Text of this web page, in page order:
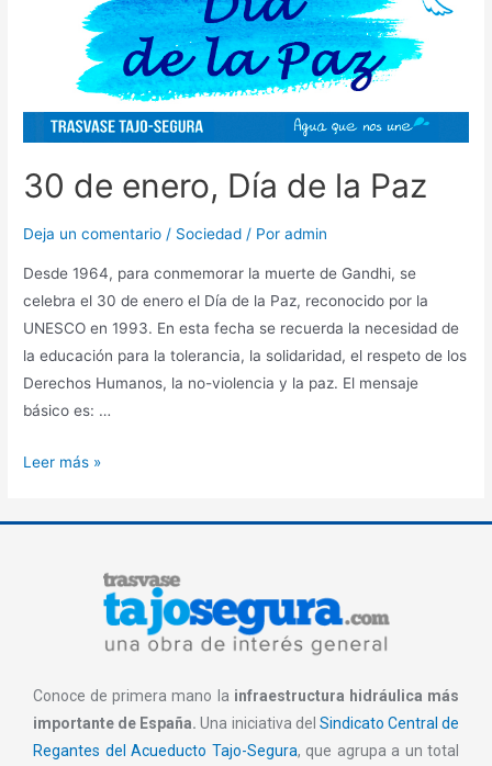
30 de enero, Día de la Paz
Deja un comentario / Sociedad / Poradmin
Desde 1964, para conmemorar la muerte de Gandhi, se
celebra el 30 de enero el Día de la Paz, reconocido por la
UNESCO en 1993. En esta fecha se recuerda la necesidad de
la educación para la tolerancia, la solidaridad, el respeto de los
Derechos Humanos, la no-violencia y la paz. El mensaje
básico es: …
Leer más »
Conoce de primera mano la infraestructura hidráulica más
importante de España.Una iniciativa del Sindicato Central de
Regantes del Acueducto Tajo-Segura, que agrupa a un total